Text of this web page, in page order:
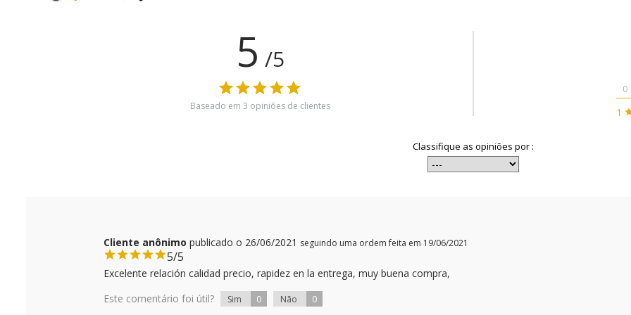
5 /5
Baseado em 3 opiniões de clientes 1
0
Classifique as opiniões por :
Cliente anônimopublicado o 26/06/2021 seguindo uma ordem feita em 19/06/2021
5/5
Excelente relación calidad precio, rapidez en la entrega, muy buena compra,
Este comentário foi útil?
Sim 0 Não 0